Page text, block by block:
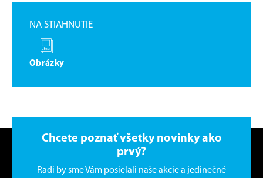
NA STIAHNUTIE
Obrázky
Chcete poznať všetky novinky ako
prvý?
Radi by sme Vám posielali naše akcie a jedinečné